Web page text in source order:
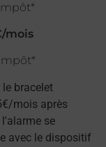
mois
bracelet
mois après
se
avec le dispositif